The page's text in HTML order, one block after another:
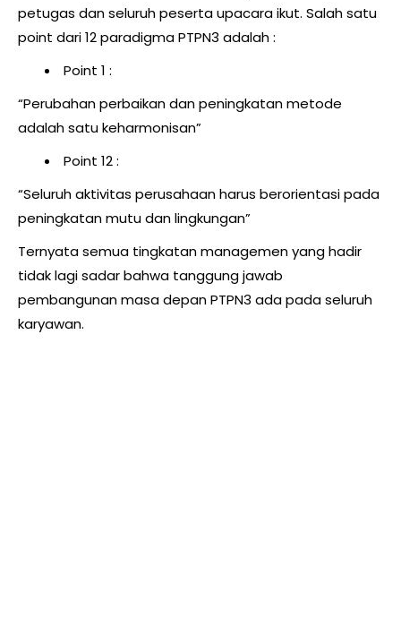
petugas dan seluruh peserta upacara ikut. Salah satu
point dari 12 paradigma PTPN3 adalah :
Point 1 :
“Perubahan perbaikan dan peningkatan metode
adalah satu keharmonisan”
Point 12 :
“Seluruh aktivitas perusahaan harus berorientasi pada
peningkatan mutu dan lingkungan”
Ternyata semua tingkatan managemen yang hadir
tidak lagi sadar bahwa tanggung jawab
pembangunan masa depan PTPN3 ada pada seluruh
karyawan.